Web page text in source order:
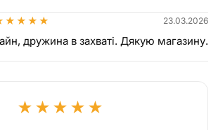
★ ★ ★ ★ 23.03.2026
дружина в захваті. Дякую магазину.
★ ★ ★ ★ ★